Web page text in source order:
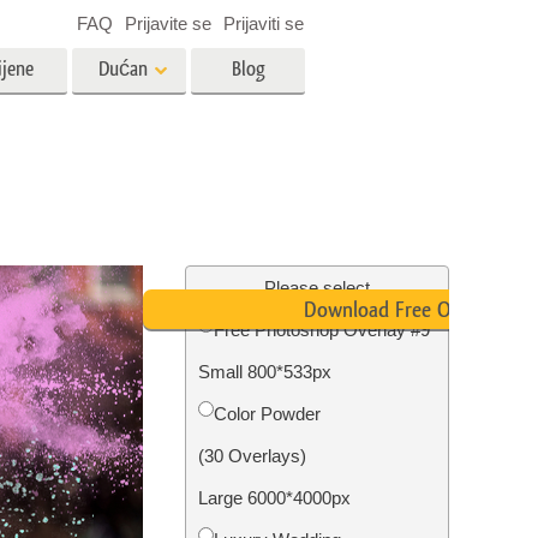
Obnova fotografija
Dućan Blog
FAQ Prijavite se Prijaviti se
Please select
Free Photoshop Overlay #9
Small 800*533px
Color Powder
(30 Overlays)
Large 6000*4000px
Download Free Overlay